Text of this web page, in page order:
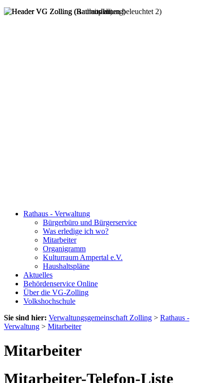
Rathaus - Verwaltung
Bürgerbüro und Bürgerservice
Was erledige ich wo?
Mitarbeiter
Organigramm
Kulturraum Ampertal e.V.
Haushaltspläne
Aktuelles
Behördenservice Online
Über die VG-Zolling
Volkshochschule
Sie sind hier: Verwaltungsgemeinschaft Zolling > Rathaus -
Verwaltung > Mitarbeiter
Mitarbeiter
Mitarbeiter-Telefon-Liste